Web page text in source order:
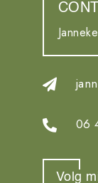

 06
Volg